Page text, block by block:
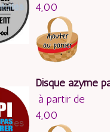
4,00
Disque azyme
à partir de
4,00